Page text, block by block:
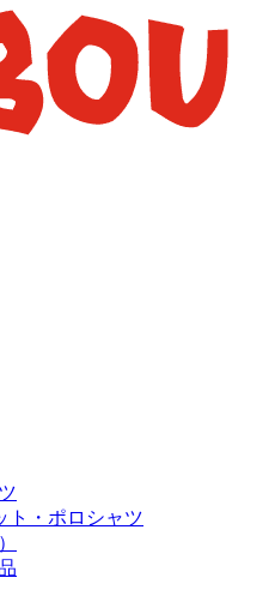
ト・ポロシャツ